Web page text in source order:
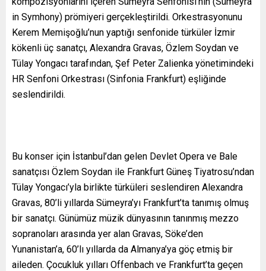
in Symhony) prömiyeri gerçekleştirildi. Orkestrasyonunu
Kerem Memişoğlu’nun yaptığı senfonide türküler İzmir
kökenli üç sanatçı, Alexandra Gravas, Özlem Soydan ve
Tülay Yongacı tarafından, Şef Peter Zalienka yönetimindeki
HR Senfoni Orkestrası (Sinfonia Frankfurt) eşliğinde
seslendirildi.
Bu konser için İstanbul’dan gelen Devlet Opera ve Bale
sanatçısı Özlem Soydan ile Frankfurt Güneş Tiyatrosu’ndan
Tülay Yongacı’yla birlikte türküleri seslendiren Alexandra
Gravas, 80’li yıllarda Sümeyra’yı Frankfurt’ta tanımış olmuş
bir sanatçı. Günümüz müzik dünyasının tanınmış mezzo
sopranoları arasında yer alan Gravas, Söke’den
Yunanistan’a, 60’lı yıllarda da Almanya’ya göç etmiş bir
aileden. Çocukluk yılları Offenbach ve Frankfurt’ta geçen